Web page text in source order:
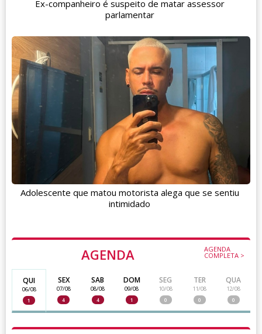
AGENDA AGENDA
COMPLETA >
QUI
06/08
1
SEX
07/08
4
SAB
08/08
4
DOM
09/08
1
SEG
10/08
0
TER
11/08
0
QUA
12/08
0
Ex-companheiro é suspeito de matar assessor
parlamentar
Adolescente que matou motorista alega que se sentiu
intimidado